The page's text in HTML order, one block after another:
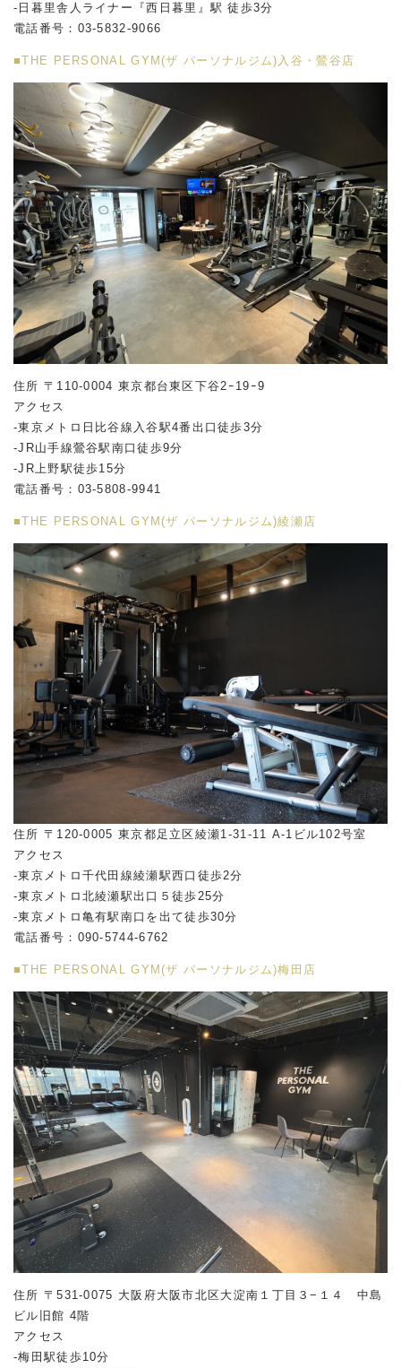
-日暮里舎人ライナー『西日暮里』駅 徒歩3分
電話番号：03-5832-9066
■THE PERSONAL GYM(ザ パーソナルジム)入谷・鶯谷店
住所 〒110-0004 東京都台東区下谷2ｰ19ｰ9
アクセス
-東京メトロ日比谷線入谷駅4番出口徒歩3分
-JR山手線鶯谷駅南口徒歩9分
-JR上野駅徒歩15分
電話番号：03-5808-9941
■THE PERSONAL GYM(ザ パーソナルジム)綾瀬店
住所 〒120-0005 東京都足立区綾瀬1-31-11 A-1ビル102号室
アクセス
-東京メトロ千代田線綾瀬駅西口徒歩2分
-東京メトロ北綾瀬駅出口５徒歩25分
-東京メトロ亀有駅南口を出て徒歩30分
電話番号：090-5744-6762
■THE PERSONAL GYM(ザ パーソナルジム)梅田店
住所 〒531-0075 大阪府大阪市北区大淀南１丁目３−１４ 中島
ビル旧館 4階
アクセス
-梅田駅徒歩10分